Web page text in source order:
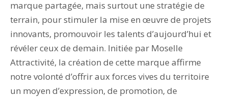
marque partagée, mais surtout une stratégie de
terrain, pour stimuler la mise en œuvre de projets
innovants, promouvoir les talents d’aujourd’hui et
révéler ceux de demain. Initiée par Moselle
Attractivité, la création de cette marque affirme
notre volonté d’offrir aux forces vives du territoire
un moyen d’expression, de promotion, de